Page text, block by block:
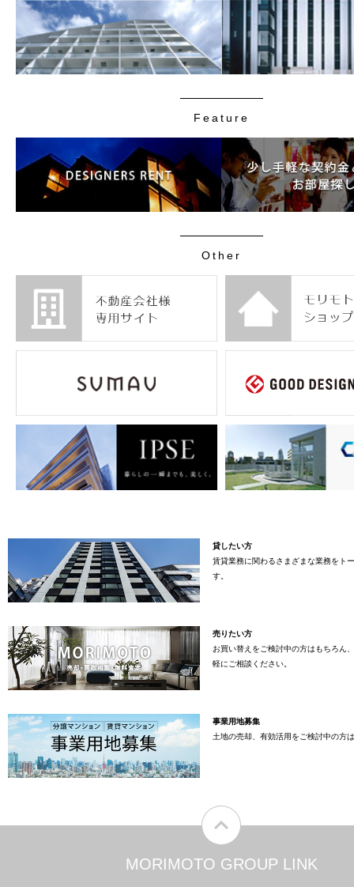
Feature
Other
貸したい方
賃貸業務に関わるさまざまな業務をト
す。
売りたい方
お買い替えをご検討中の方はもちろん
軽にご相談ください。
事業用地募集
土地の売却、有効活用をご検討中の方
MORIMOTO GROUP LINK